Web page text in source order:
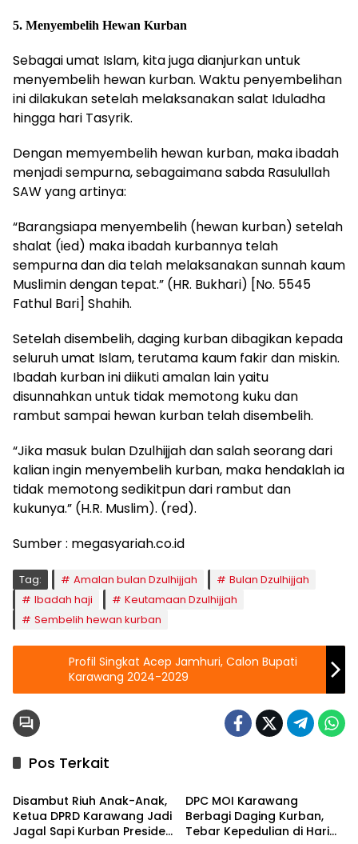
5. Menyembelih Hewan Kurban
Sebagai umat Islam, kita juga dianjurkan untuk
menyembelih hewan kurban. Waktu penyembelihan
ini dilakukan setelah melaksanakan salat Iduladha
hingga hari Tasyrik.
Dengan memyembelih hewan kurban, maka ibadah
menjadi sempurna, sebagaimana sabda Rasulullah
SAW yang artinya:
“Barangsiapa menyembelih (hewan kurban) setelah
shalat (ied) maka ibadah kurbannya telah
sempurna dan dia telah melaksanakan sunnah kaum
Muslimin dengan tepat.” (HR. Bukhari) [No. 5545
Fathul Bari] Shahih.
Setelah disembelih, daging kurban dibagikan kepada
seluruh umat Islam, terutama kaum fakir dan miskin.
Ibadah kurban ini diikuti amalan lain yaitu
disunnahkan untuk tidak memotong kuku dan
rambut sampai hewan kurban telah disembelih.
“Jika masuk bulan Dzulhijjah dan salah seorang dari
kalian ingin menyembelih kurban, maka hendaklah ia
tidak memotong sedikitpun dari rambut dan
kukunya.” (H.R. Muslim). (red).
Sumber : megasyariah.co.id
Tag: Amalan bulan Dzulhijjah
Bulan Dzulhijjah
Ibadah haji
Keutamaan Dzulhijjah
Sembelih hewan kurban
Profil Singkat Acep Jamhuri, Calon Bupati
Karawang 2024-2029
Pos Terkait
Berita
Disambut Riuh Anak-Anak,
Ketua DPRD Karawang Jadi
Jagal Sapi Kurban Presiden
DPC MOI Karawang
Berbagi Daging Kurban,
Tebar Kepedulian di Hari
Berita Berita